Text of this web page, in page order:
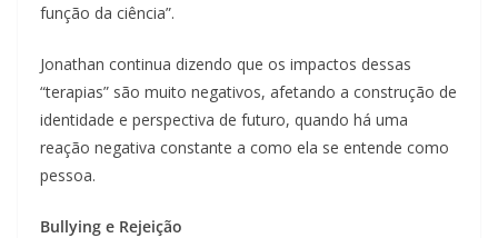
função da ciência”.
Jonathan continua dizendo que os impactos dessas
“terapias” são muito negativos, afetando a construção de
identidade e perspectiva de futuro, quando há uma
reação negativa constante a como ela se entende como
pessoa.
Bullying e Rejeição